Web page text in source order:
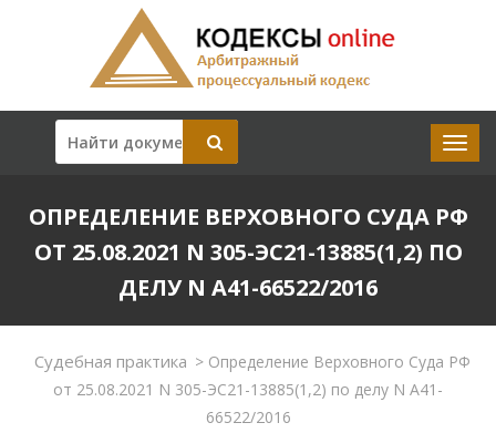
ОПРЕДЕЛЕНИЕ ВЕРХОВНОГО СУДА РФ
ОТ 25.08.2021 N 305-ЭС21-13885(1,2) ПО
ДЕЛУ N А41-66522/2016
Судебная практика >Определение Верховного Суда РФ
от 25.08.2021 N 305-ЭС21-13885(1,2) по делу N А41-
66522/2016